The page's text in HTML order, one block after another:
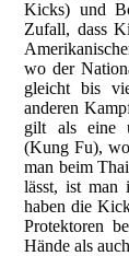
Kicks) und
Zufall, dass
wo der
gleicht bis
anderen
gilt als eine
(Kung Fu),
man beim
lässt, ist man
haben die
Protektoren
Hände als